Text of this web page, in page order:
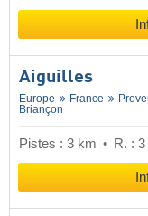
Aiguilles
Europe France
Briançon
Pistes : 3 km R. : 3